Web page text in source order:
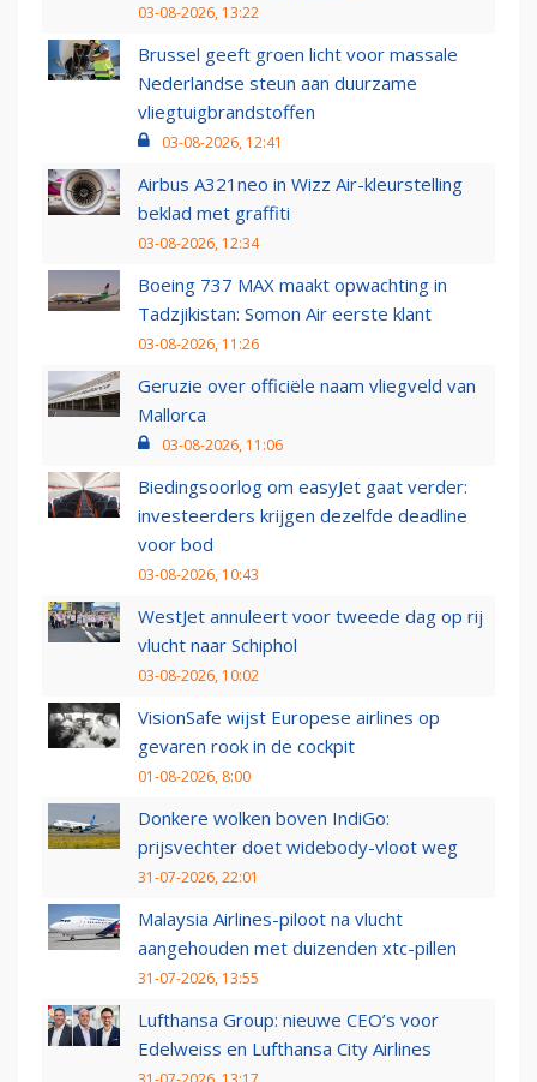
03-08-2026, 13:22
Brussel geeft groen licht voor massale
Nederlandse steun aan duurzame
vliegtuigbrandstoffen
03-08-2026, 12:41
Airbus A321neo in Wizz Air-kleurstelling
beklad met graffiti
03-08-2026, 12:34
Boeing 737 MAX maakt opwachting in
Tadzjikistan: Somon Air eerste klant
03-08-2026, 11:26
Geruzie over officiële naam vliegveld van
Mallorca
03-08-2026, 11:06
Biedingsoorlog om easyJet gaat verder:
investeerders krijgen dezelfde deadline
voor bod
03-08-2026, 10:43
WestJet annuleert voor tweede dag op rij
vlucht naar Schiphol
03-08-2026, 10:02
VisionSafe wijst Europese airlines op
gevaren rook in de cockpit
01-08-2026, 8:00
Donkere wolken boven IndiGo:
prijsvechter doet widebody-vloot weg
31-07-2026, 22:01
Malaysia Airlines-piloot na vlucht
aangehouden met duizenden xtc-pillen
31-07-2026, 13:55
Lufthansa Group: nieuwe CEO’s voor
Edelweiss en Lufthansa City Airlines